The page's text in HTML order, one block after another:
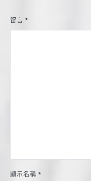
留言 *
顯示名稱 *